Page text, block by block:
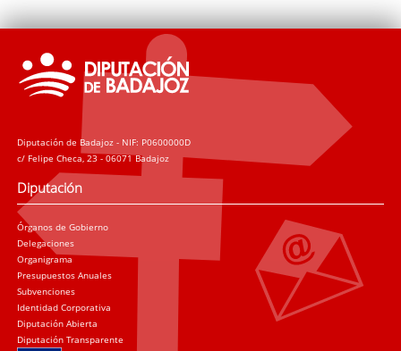
Diputación de Badajoz - NIF: P0600000D
c/ Felipe Checa, 23 - 06071 Badajoz
Diputación
Órganos de Gobierno
Delegaciones
Organigrama
Presupuestos Anuales
Subvenciones
Identidad Corporativa
Diputación Abierta
Diputación Transparente